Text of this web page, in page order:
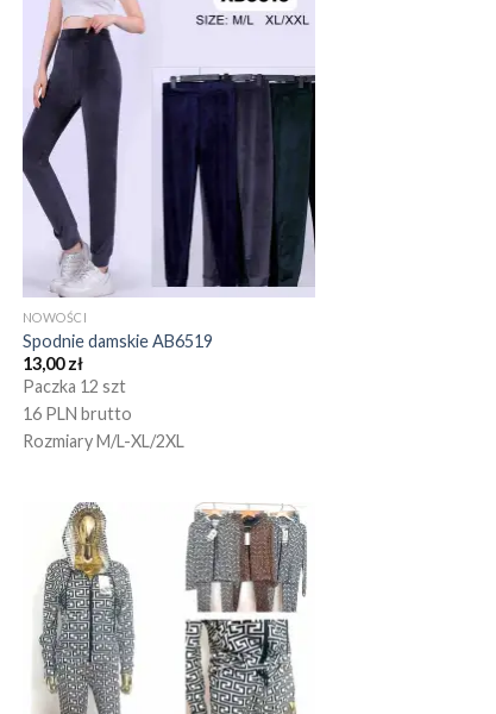
NOWOŚCI
Spodnie damskie AB6519
13,00zł
Paczka 12 szt
16 PLN brutto
Rozmiary M/L-XL/2XL